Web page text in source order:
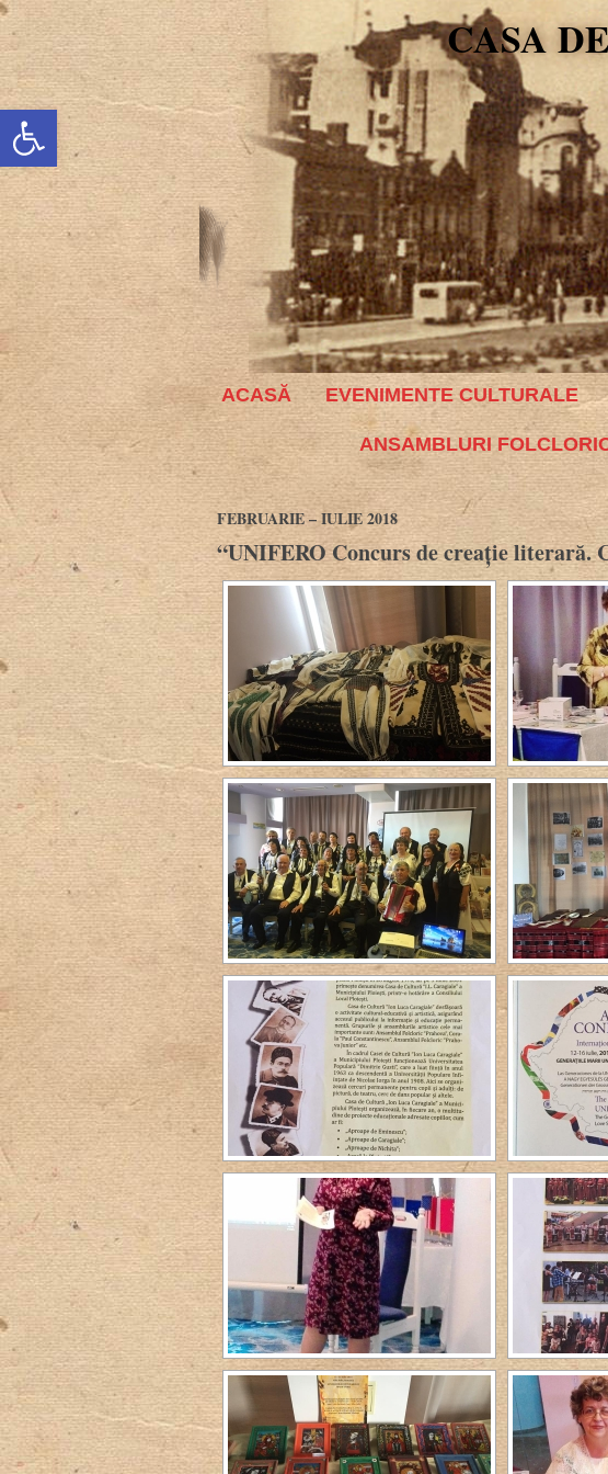
Deschide bara de unelte
CASA
ACASĂ EVENIMENTE CULTURALE
ANSAMBLURI
FEBRUARIE – IULIE 2018
“UNIFERO Concurs de creație literară.